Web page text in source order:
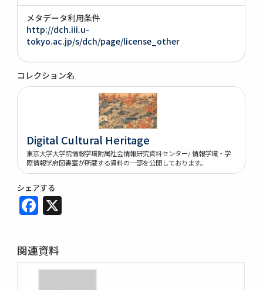
メタデータ利用条件
http://dch.iii.u-
tokyo.ac.jp/s/dch/page/license_other
コレクション名
Digital Cultural Heritage
東京大学大学院情報学環附属社会情報研究資料センター/ 情報学環・学
際情報学府図書室が所蔵する資料の一部を公開しております。
シェアする
Facebook
関連資料